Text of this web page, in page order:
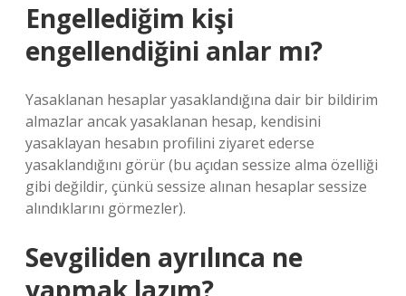
Engellediğim kişi
engellendiğini anlar mı?
Yasaklanan hesaplar yasaklandığına dair bir bildirim
almazlar ancak yasaklanan hesap, kendisini
yasaklayan hesabın profilini ziyaret ederse
yasaklandığını görür (bu açıdan sessize alma özelliği
gibi değildir, çünkü sessize alınan hesaplar sessize
alındıklarını görmezler).
Sevgiliden ayrılınca ne